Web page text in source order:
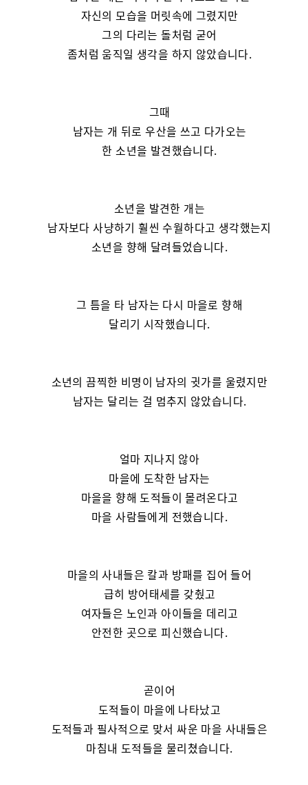
자신의 모습을 머릿속에 그렸지만
그의 다리는 돌처럼 굳어
좀처럼 움직일 생각을 하지 않았습니다.
그때
남자는 개 뒤로 우산을 쓰고 다가오는
한 소년을 발견했습니다.
소년을 발견한 개는
남자보다 사냥하기 훨씬 수월하다고 생각했는지
소년을 향해 달려들었습니다.
그 틈을 타 남자는 다시 마을로 향해
달리기 시작했습니다.
소년의 끔찍한 비명이 남자의 귓가를 울렸지만
남자는 달리는 걸 멈추지 않았습니다.
얼마 지나지 않아
마을에 도착한 남자는
마을을 향해 도적들이 몰려온다고
마을 사람들에게 전했습니다.
마을의 사내들은 칼과 방패를 집어 들어
급히 방어태세를 갖췄고
여자들은 노인과 아이들을 데리고
안전한 곳으로 피신했습니다.
곧이어
도적들이 마을에 나타났고
도적들과 필사적으로 맞서 싸운 마을 사내들은
마침내 도적들을 물리쳤습니다.